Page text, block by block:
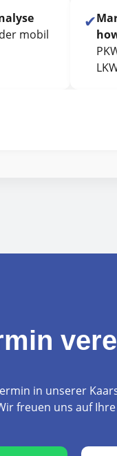
mobil
✔
in unserer
freuen uns auf